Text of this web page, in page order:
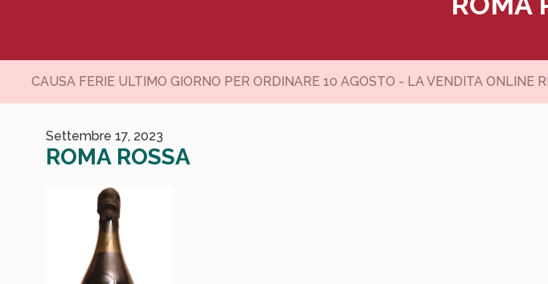
CAUSA FERIE ULTIMO GIORNO PER ORDINARE 10 AGOSTO - LA VENDITA
Settembre 17, 2023
ROMA ROSSA